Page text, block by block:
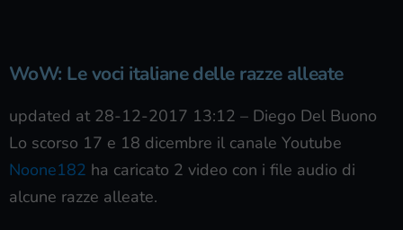
WoW: Le voci italiane delle razze alleate
updated at 28-12-2017 13:12 – Diego Del Buono
Lo scorso 17 e 18 dicembre il canale Youtube
Noone182 ha caricato 2 video con i file audio di
alcune razze alleate.